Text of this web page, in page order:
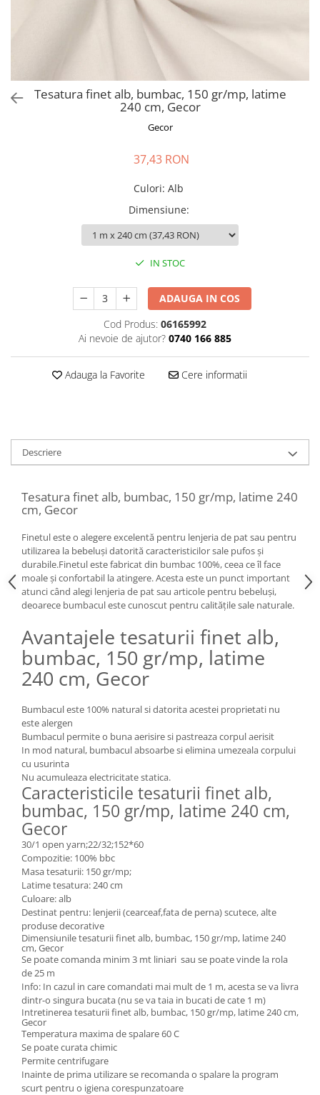
Tesatura finet alb, bumbac, 150 gr/mp, latime
240 cm, Gecor
Gecor
37,43 RON
Culori: Alb
Dimensiune:
IN STOC
ADAUGA IN COS
Cod Produs: 06165992
Ai nevoie de ajutor? 0740 166 885
Adauga la Favorite Cere informatii
Descriere
Tesatura finet alb, bumbac, 150 gr/mp, latime 240
cm, Gecor
Finetul este o alegere excelentă pentru lenjeria de pat sau pentru
utilizarea la bebeluși datorită caracteristicilor sale pufos și
durabile.Finetul este fabricat din bumbac 100%, ceea ce îl face
moale și confortabil la atingere. Acesta este un punct important
atunci când alegi lenjeria de pat sau articole pentru bebeluși,
deoarece bumbacul este cunoscut pentru calitățile sale naturale.
Avantajele tesaturii finet alb,
bumbac, 150 gr/mp, latime
240 cm, Gecor
Bumbacul este 100% natural si datorita acestei proprietati nu
este alergen
Bumbacul permite o buna aerisire si pastreaza corpul aerisit
In mod natural, bumbacul absoarbe si elimina umezeala corpului
cu usurinta
Nu acumuleaza electricitate statica.
Caracteristicile tesaturii finet alb,
bumbac, 150 gr/mp, latime 240 cm,
Gecor
30/1 open yarn;22/32;152*60
Compozitie: 100% bbc
Masa tesaturii: 150 gr/mp;
Latime tesatura: 240 cm
Culoare: alb
Destinat pentru: lenjerii (cearceaf,fata de perna) scutece, alte
produse decorative
Dimensiunile tesaturii finet alb, bumbac, 150 gr/mp, latime 240
cm, Gecor
Se poate comanda minim 3 mt liniari sau se poate vinde la rola
de 25 m
Info: In cazul in care comandati mai mult de 1 m, acesta se va livra
dintr-o singura bucata (nu se va taia in bucati de cate 1 m)
Intretinerea tesaturii finet alb, bumbac, 150 gr/mp, latime 240 cm,
Gecor
Temperatura maxima de spalare 60 C
Se poate curata chimic
Permite centrifugare
Inainte de prima utilizare se recomanda o spalare la program
scurt pentru o igiena corespunzatoare